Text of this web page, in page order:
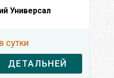
Универсал
в сутки
ДЕТАЛЬНЕЙ